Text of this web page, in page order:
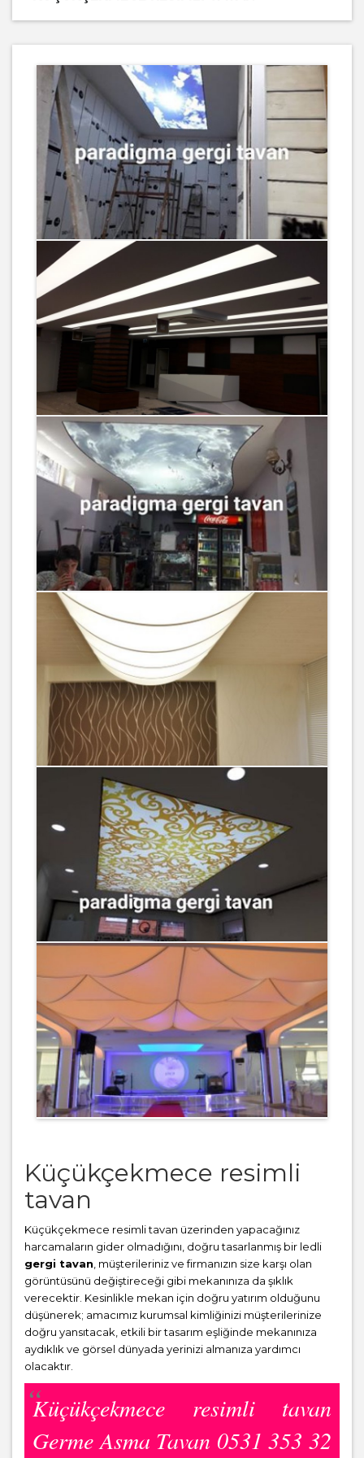
Küçükçekmece resimli
tavan
Küçükçekmece resimli tavan üzerinden yapacağınız
harcamaların gider olmadığını, doğru tasarlanmış bir ledli
gergi tavan , müşterileriniz ve firmanızın size karşı olan
görüntüsünü değiştireceği gibi mekanınıza da şıklık
verecektir. Kesinlikle mekan için doğru yatırım olduğunu
düşünerek; amacımız kurumsal kimliğinizi müşterilerinize
doğru yansıtacak, etkili bir tasarım eşliğinde mekanınıza
aydıklık ve görsel dünyada yerinizi almanıza yardımcı
olacaktır.
Küçükçekmece resimli tavan
Germe Asma Tavan 0531 353 32